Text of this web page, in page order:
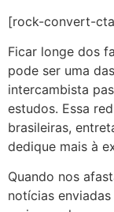
[rock-convert-cta
Ficar longe dos
pode ser uma
intercambista
estudos. Essa
brasileiras,
dedique mais à
Quando nos
notícias